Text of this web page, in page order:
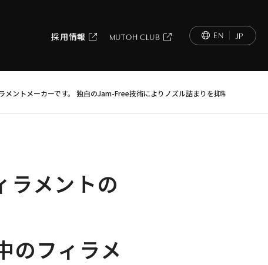
採用情報 MUTOH CLUB EN JP
ントメーカーです。 独自のJam-Free技術によりノズル詰まりを抑制。
メントの
のフィラメ